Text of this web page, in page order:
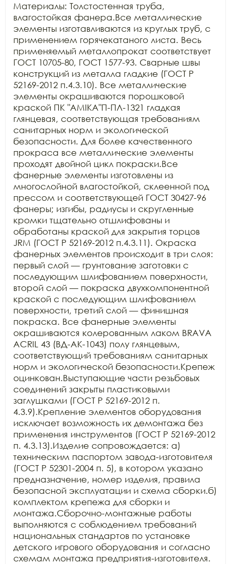
Материалы: Толстостенная труба,
влагостойкая фанера.Все металлические
элементы изготавливаются из круглых труб, с
применением горячекатаного листа. Весь
применяемый металлопрокат соответствует
ГОСТ 10705-80, ГОСТ 1577-93. Сварные швы
конструкций из металла гладкие (ГОСТ Р
52169-2012 п.4.3.10). Все металлические
элементы окрашиваются порошковой
краской ПК "АМIKA"П-ПЛ-1321 гладкая
глянцевая, соответствующая требованиям
санитарных норм и экологической
безопасности. Для более качественного
прокраса все металлические элементы
проходят двойной цикл покраски.Все
фанерные элементы изготовлены из
многослойной влагостойкой, склеенной под
прессом и соответствующей ГОСТ 30427-96
фанеры; изгибы, радиусы и скругленные
кромки тщательно отшлифованы и
обработаны краской для закрытия торцов
JRM (ГОСТ Р 52169-2012 п.4.3.11). Окраска
фанерных элементов происходит в три слоя:
первый слой — грунтование заготовки с
последующим шлифованием поверхности,
второй слой — покраска двухкомпонентной
краской с последующим шлифованием
поверхности, третий слой — финишная
покраска. Все фанерные элементы
окрашиваются колерованным лаком BRAVA
ACRIL 43 (ВД-АК-1043) полу глянцевым,
соответствующий требованиям санитарных
норм и экологической безопасности.Крепеж
оцинкован.Выступающие части резьбовых
соединений закрыты пластиковыми
заглушками (ГОСТ Р 52169-2012 п.
4.3.9).Крепление элементов оборудования
исключает возможность их демонтажа без
применения инструментов (ГОСТ Р 52169-2012
п. 4.3.13).Изделие сопровождается: а)
техническим паспортом завода-изготовителя
(ГОСТ Р 52301-2004 п. 5), в котором указано
предназначение, номер изделия, правила
безопасной эксплуатации и схема сборки.б)
комплектом крепежа для сборки и
монтажа.Сборочно-монтажные работы
выполняются с соблюдением требований
национальных стандартов по установке
детского игрового оборудования и согласно
схемам монтажа предприятия-изготовителя.